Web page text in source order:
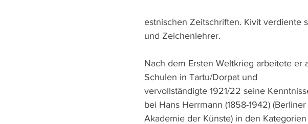
estnischen Zeitschriften. Kivit verdiente
und Zeichenlehrer.
Nach dem Ersten Weltkrieg arbeitete er
Schulen in Tartu/Dorpat und
vervollständigte 1921/22 seine
bei Hans Herrmann (1858-1942) (Berliner
Akademie der Künste) in den Kategorien